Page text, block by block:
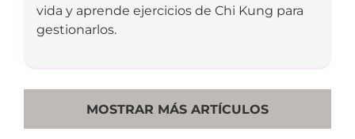
vida y aprende ejercicios de Chi Kung para
gestionarlos.
MOSTRAR MÁS ARTÍCULOS